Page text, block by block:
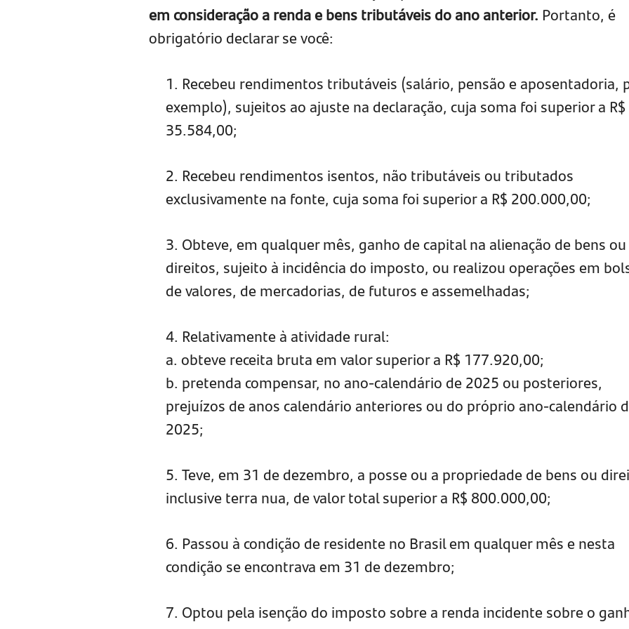
em consideração a renda e bens tributáveis do ano anterior. Portanto, é
obrigatório declarar se você:
1. Recebeu rendimentos tributáveis (salário, pensão e aposentadoria,
exemplo), sujeitos ao ajuste na declaração, cuja soma foi superior a R$
35.584,00;
2. Recebeu rendimentos isentos, não tributáveis ou tributados
exclusivamente na fonte, cuja soma foi superior a R$ 200.000,00;
3. Obteve, em qualquer mês, ganho de capital na alienação de bens ou
direitos, sujeito à incidência do imposto, ou realizou operações em
de valores, de mercadorias, de futuros e assemelhadas;
4. Relativamente à atividade rural:
a. obteve receita bruta em valor superior a R$ 177.920,00;
b. pretenda compensar, no ano-calendário de 2025 ou posteriores,
prejuízos de anos calendário anteriores ou do próprio ano-calendário
2025;
5. Teve, em 31 de dezembro, a posse ou a propriedade de bens ou
inclusive terra nua, de valor total superior a R$ 800.000,00;
6. Passou à condição de residente no Brasil em qualquer mês e nesta
condição se encontrava em 31 de dezembro;
7. Optou pela isenção do imposto sobre a renda incidente sobre o